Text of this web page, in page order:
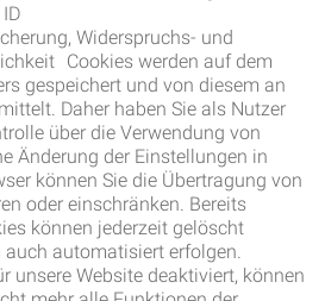
Widerspruchs- und
Cookies werden auf dem
gespeichert und von diesem an
Daher haben Sie als Nutzer
über die Verwendung von
Änderung der Einstellungen in
können Sie die Übertragung von
oder einschränken. Bereits
können jederzeit gelöscht
auch automatisiert erfolgen.
unsere Website deaktiviert, können